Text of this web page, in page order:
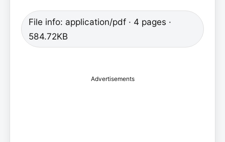
File info: application/pdf · 4 pages ·
584.72KB
Advertisements